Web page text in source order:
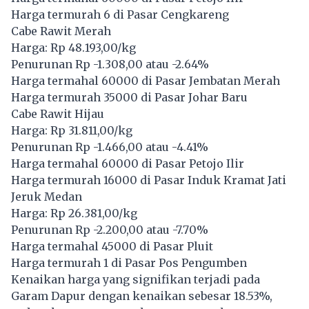
Harga termurah 6 di Pasar Cengkareng
Cabe Rawit Merah
Harga: Rp 48.193,00/kg
Penurunan Rp -1.308,00 atau -2.64%
Harga termahal 60000 di Pasar Jembatan Merah
Harga termurah 35000 di Pasar Johar Baru
Cabe Rawit Hijau
Harga: Rp 31.811,00/kg
Penurunan Rp -1.466,00 atau -4.41%
Harga termahal 60000 di Pasar Petojo Ilir
Harga termurah 16000 di Pasar Induk Kramat Jati
Jeruk Medan
Harga: Rp 26.381,00/kg
Penurunan Rp -2.200,00 atau -7.70%
Harga termahal 45000 di Pasar Pluit
Harga termurah 1 di Pasar Pos Pengumben
Kenaikan harga yang signifikan terjadi pada
Garam Dapur dengan kenaikan sebesar 18.53%,